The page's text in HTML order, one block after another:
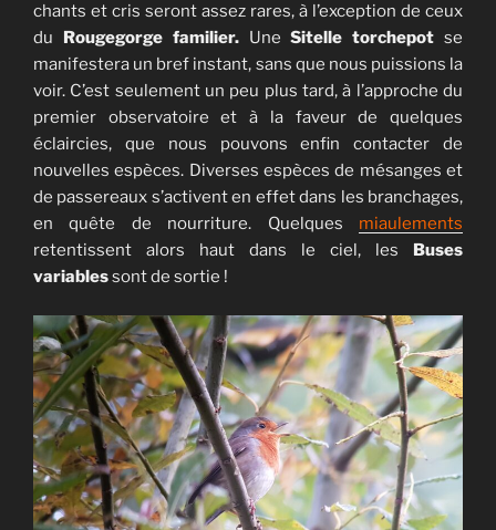
chants et cris seront assez rares, à l’exception de ceux
du Rougegorge familier. UneSitelle torchepot se
manifestera un bref instant, sans que nous puissions la
voir. C’est seulement un peu plus tard, à l’approche du
premier observatoire et à la faveur de quelques
éclaircies, que nous pouvons enfin contacter de
nouvelles espèces. Diverses espèces de mésanges et
de passereaux s’activent en effet dans les branchages,
en quête de nourriture. Quelques miaulements
retentissent alors haut dans le ciel, les Buses
variablessont de sortie !